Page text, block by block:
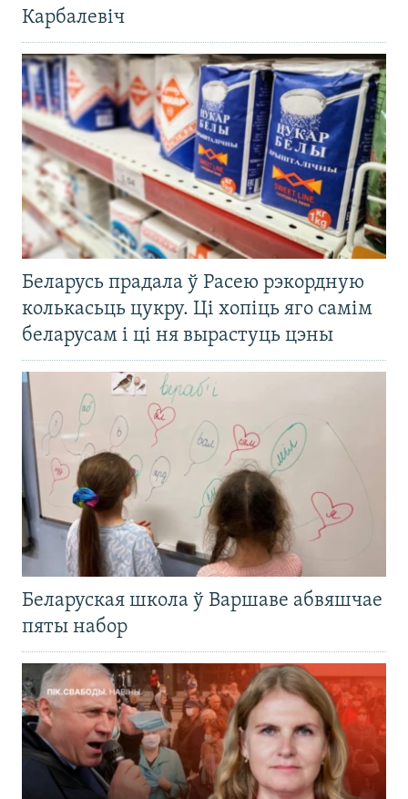
Карбалевіч
Беларусь прадала ў Расею рэкордную
колькасьць цукру. Ці хопіць яго самім
беларусам і ці ня вырастуць цэны
Беларуская школа ў Варшаве абвяшчае
пяты набор